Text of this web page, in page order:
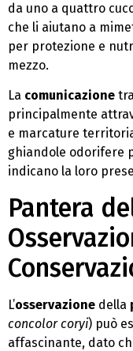
da uno a quattro
che li aiutano a
per protezione e
mezzo.
La comunicazione
principalmente
e marcature
ghiandole odorifere
indicano la loro
Pantera
L’osservazione della
concolor coryi) può
affascinante, dato